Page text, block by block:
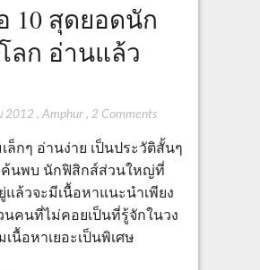
10 สุดยอดนัก
ลก อ่านแล้ว
2012 , Amphur, 2 Comments
ล็กๆ อ่านง่าย เป็นประวัติสั้นๆ
ค้นพบ นักฟิสิกส์ส่วนใหญ่ที่
แล้วจะมีเนื้อหาแนะนำเพียง
นคนที่ไม่คอยเป็นที่รู้จักในวง
เนื้อหาเยอะเป็นพิเศษ